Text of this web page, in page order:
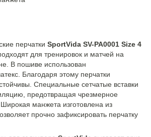
перчатки SportVida SV-PA0001 Size 4
для тренировок и матчей на
В пошиве использован
Благодаря этому перчатки
Специальные сетчатые вставки
предотвращая чрезмерное
манжета изготовлена из
прочно зафиксировать перчатку